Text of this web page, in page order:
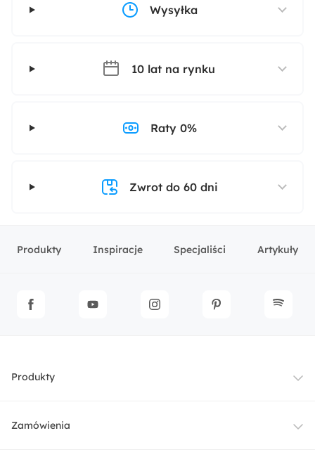
Wysyłka
10 lat na rynku
Raty 0%
Zwrot do 60 dni
Produkty Inspiracje Specjaliści Artykuły
Produkty
Meble
Zamówienia